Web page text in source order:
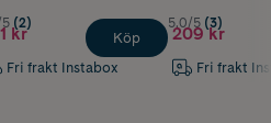
(2)
kr
Fri frakt Instabox
Köp
5.0/5 (3)
209 kr
Fri frakt